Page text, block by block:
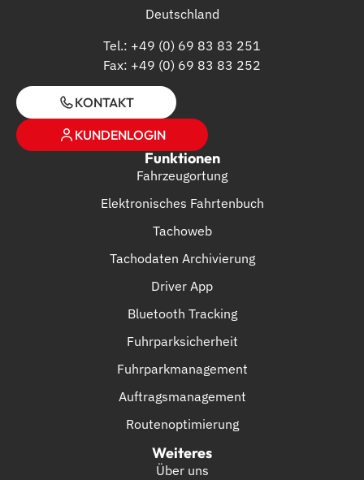
Deutschland
Tel.: +49 (0) 69 83 83 251
Fax: +49 (0) 69 83 83 252
KONTAKT
KUNDENLOGIN
Funktionen
Fahrzeugortung
Elektronisches Fahrtenbuch
Tachoweb
Tachodaten Archivierung
Driver App
Bluetooth Tracking
Fuhrparksicherheit
Fuhrparkmanagement
Auftragsmanagement
Routenoptimierung
Weiteres
Über uns